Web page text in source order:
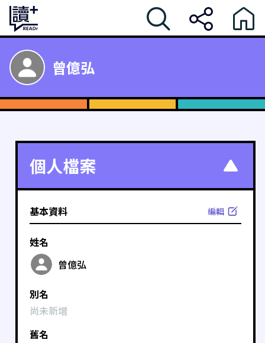
曾億弘
個人檔案
基本資料 編輯
姓名
曾億弘
別名
尚未新增
舊名